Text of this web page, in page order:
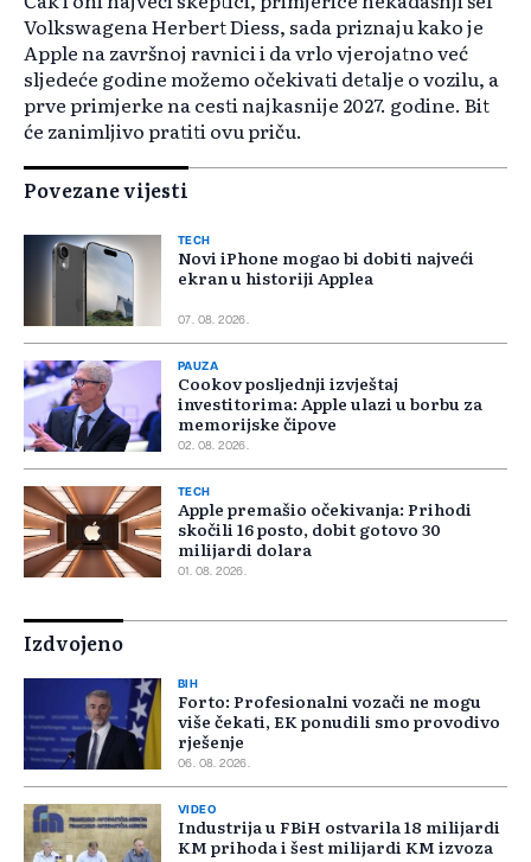
Volkswagena Herbert Diess, sada priznaju kako je
Apple na završnoj ravnici i da vrlo vjerojatno već
sljedeće godine možemo očekivati detalje o vozilu, a
prve primjerke na cesti najkasnije 2027. godine. Bit
će zanimljivo pratiti ovu priču.
Povezane vijesti
TECH
Novi iPhone mogao bi dobiti najveći
ekran u historiji Applea
07. 08. 2026.
PAUZA
Cookov posljednji izvještaj
investitorima: Apple ulazi u borbu za
memorijske čipove
02. 08. 2026.
TECH
Apple premašio očekivanja: Prihodi
skočili 16 posto, dobit gotovo 30
milijardi dolara
01. 08. 2026.
Izdvojeno
BIH
Forto: Profesionalni vozači ne mogu
više čekati, EK ponudili smo provodivo
rješenje
06. 08. 2026.
VIDEO
Industrija u FBiH ostvarila 18 milijardi
KM prihoda i šest milijardi KM izvoza